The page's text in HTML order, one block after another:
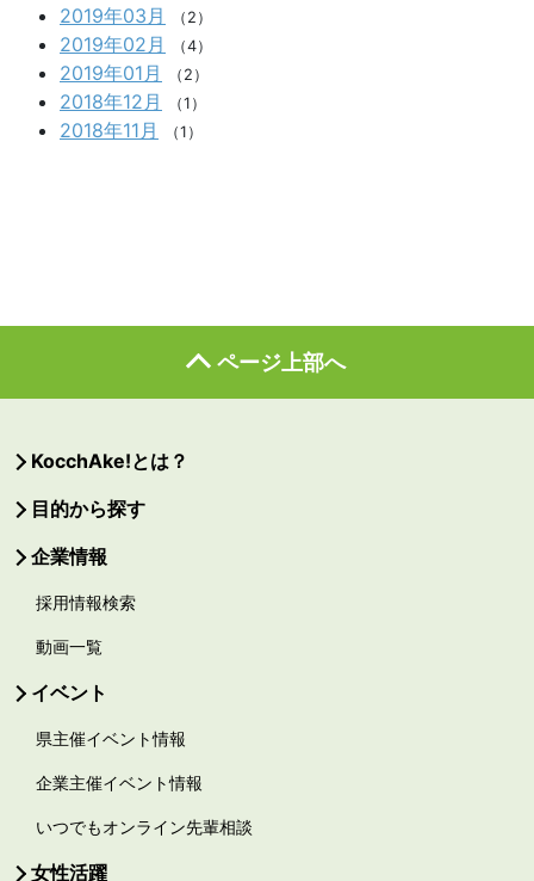
2019年03月 （2）
2019年02月 （4）
2019年01月 （2）
2018年12月 （1）
2018年11月 （1）
ページ上部へ
KocchAke!とは？
目的から探す
企業情報
採用情報検索
動画一覧
イベント
県主催イベント情報
企業主催イベント情報
いつでもオンライン先輩相談
女性活躍